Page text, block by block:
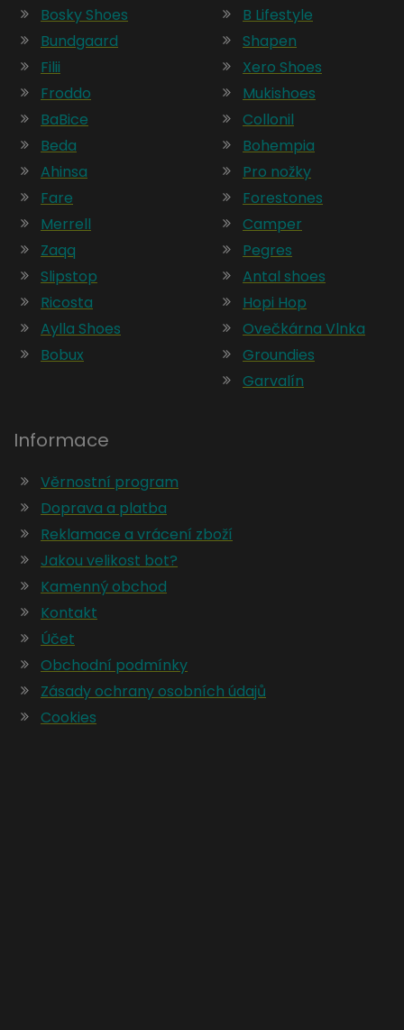
Bosky Shoes
Bundgaard
Filii
Froddo
BaBice
Beda
Ahinsa
Fare
Merrell
Zaqq
Slipstop
Ricosta
Aylla Shoes
Bobux
B Lifestyle
Shapen
Xero Shoes
Mukishoes
Collonil
Bohempia
Pro nožky
Forestones
Camper
Pegres
Antal shoes
Hopi Hop
Ovečkárna Vlnka
Groundies
Garvalín
Informace
Věrnostní program
Doprava a platba
Reklamace a vrácení zboží
Jakou velikost bot?
Kamenný obchod
Kontakt
Účet
Obchodní podmínky
Zásady ochrany osobních údajů
Cookies